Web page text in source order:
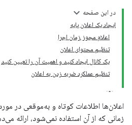
در این صفحه
ایجاد یک اعلان پایه
اعلام مجوز زمان اجرا
تنظیم محتوای اعلان
یک کانال ایجاد کنید و اهمیت آن را تعیین کنید
تنظیم عملکرد ضربه زدن به اعلان
اعلان‌ها اطلاعات کوتاه و به‌موقعی در
زمانی که از آن استفاده نمی‌شود، ارائه